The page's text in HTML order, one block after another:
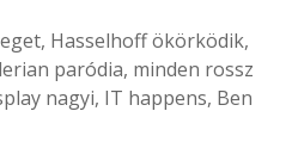
Hasselhoff ökörködik,
paródia, minden rossz
nagyi, IT happens, Ben